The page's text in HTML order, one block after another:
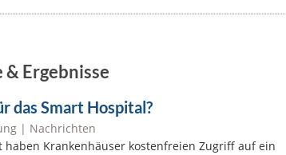
Ergebnisse
das Smart Hospital?
| Nachrichten
haben Krankenhäuser kostenfreien Zugriff auf ein